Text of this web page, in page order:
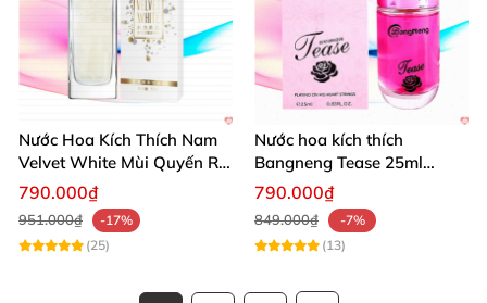
Nước Hoa Kích Thích Nam
Velvet White Mùi Quyến Rũ
Kéo Dài Thời Gian
790.000₫
951.000₫
-17%
(25)
Nước hoa kích thích
Bangneng Tease 25ml
quyến rũ bạn tình nhanh
790.000₫
849.000₫
-7%
(13)